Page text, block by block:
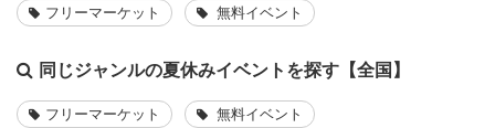
フリーマーケット 無料イベント
同じジャンルの夏休みイベントを探す【全国】
フリーマーケット 無料イベント